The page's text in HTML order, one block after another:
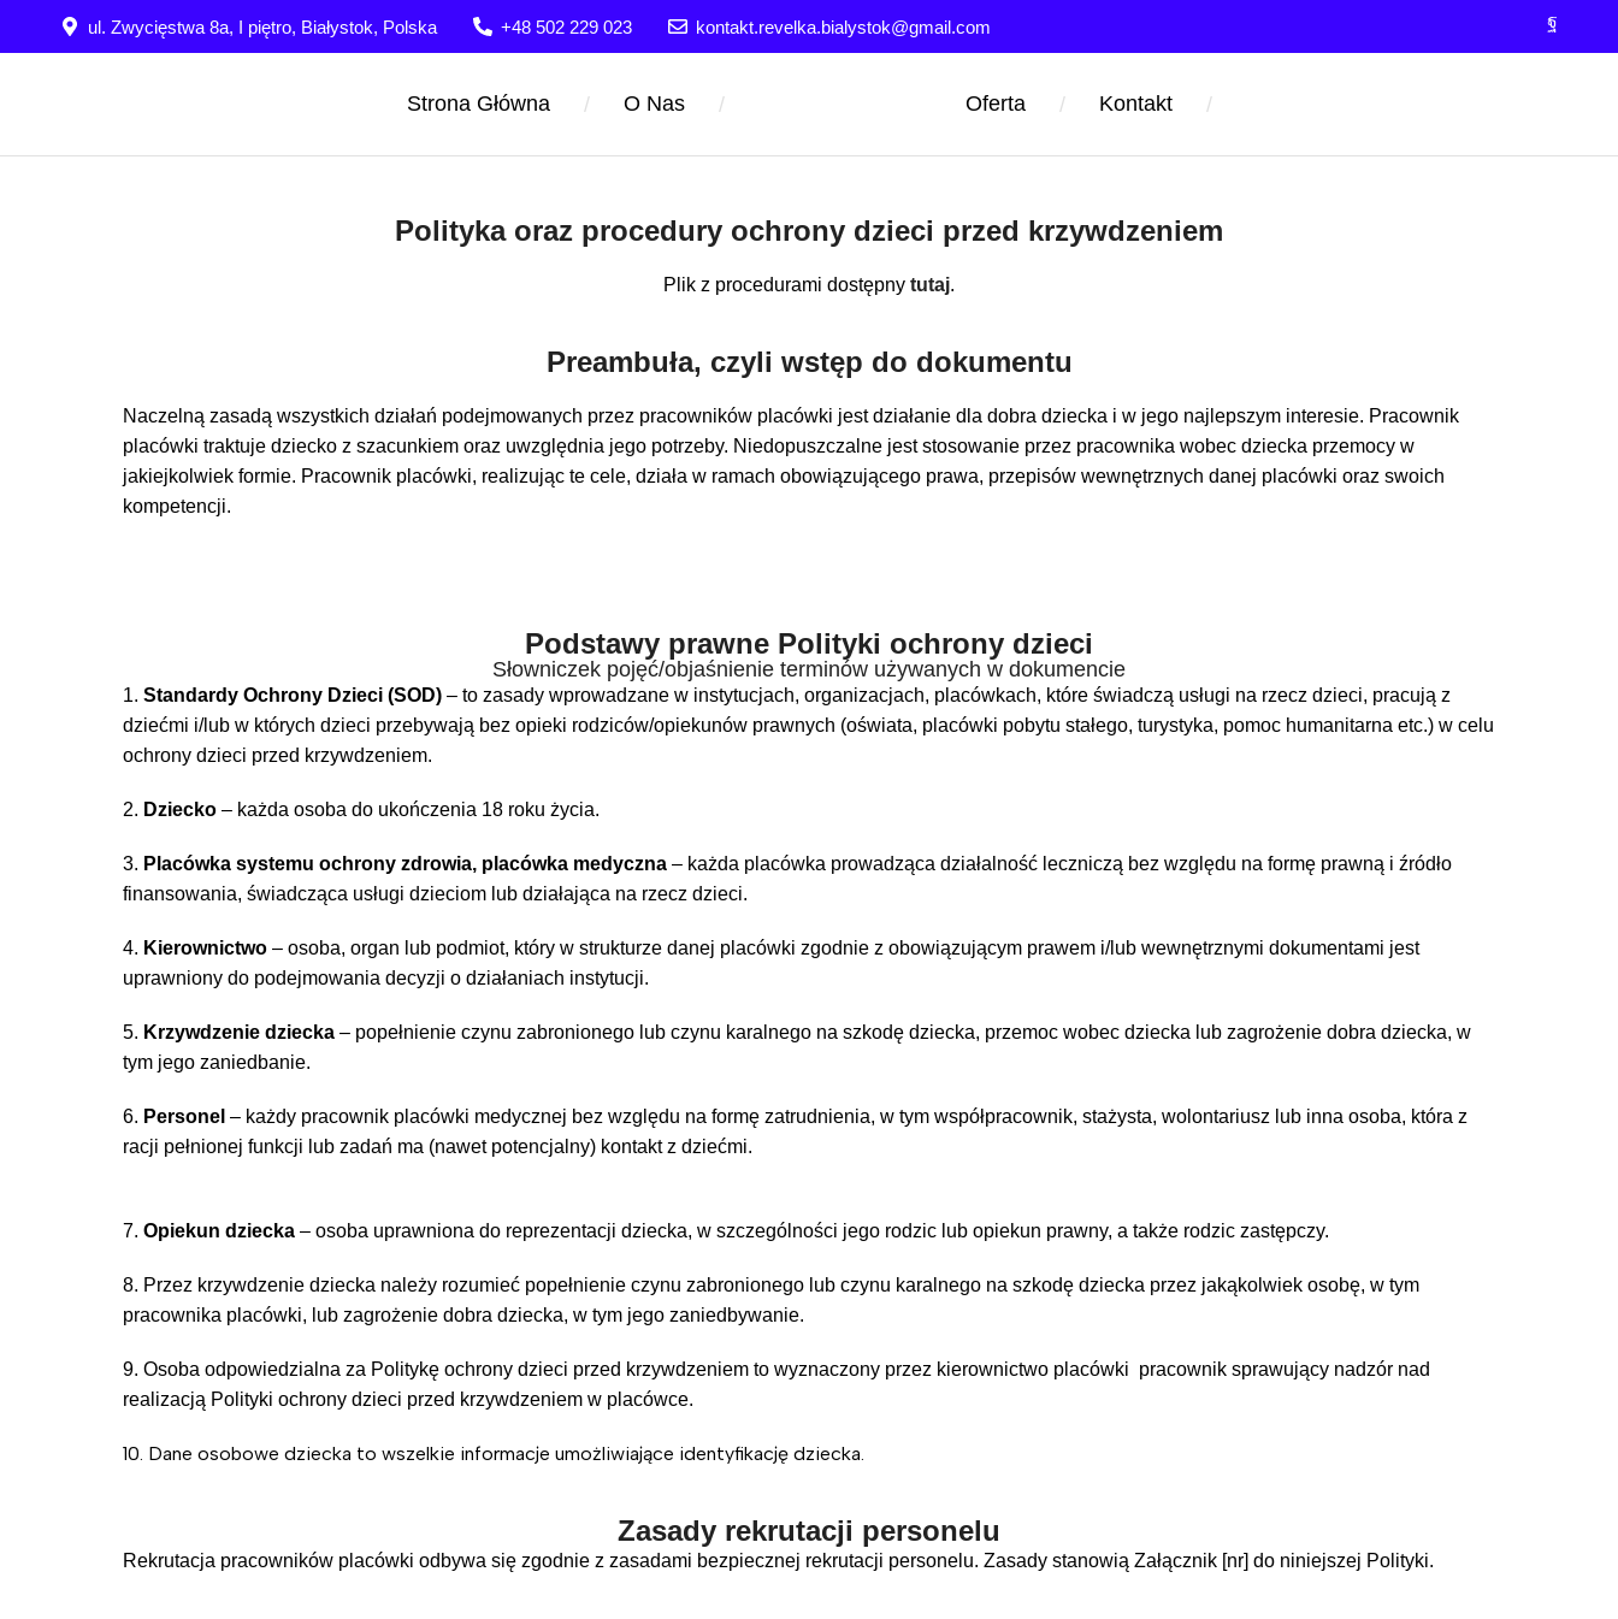
ul. Zwycięstwa 8a, I piętro, Białystok, Polska +48 502 229 023 kontakt.revelka.bialystok@gmail.com
Strona Główna / O Nas / Oferta / Kontakt /
Polityka oraz procedury ochrony dzieci przed krzywdzeniem
Plik z procedurami dostępny tutaj.
Preambuła, czyli wstęp do dokumentu
Naczelną zasadą wszystkich działań podejmowanych przez pracowników placówki jest działanie dla dobra dziecka i w jego najlepszym interesie. Pracownik
placówki traktuje dziecko z szacunkiem oraz uwzględnia jego potrzeby. Niedopuszczalne jest stosowanie przez pracownika wobec dziecka przemocy w
jakiejkolwiek formie. Pracownik placówki, realizując te cele, działa w ramach obowiązującego prawa, przepisów wewnętrznych danej placówki oraz swoich
kompetencji.
Podstawy prawne Polityki ochrony dzieci
Słowniczek pojęć/objaśnienie terminów używanych w dokumencie
1. Standardy Ochrony Dzieci (SOD) – to zasady wprowadzane w instytucjach, organizacjach, placówkach, które świadczą usługi na rzecz dzieci, pracują z
dziećmi i/lub w których dzieci przebywają bez opieki rodziców/opiekunów prawnych (oświata, placówki pobytu stałego, turystyka, pomoc humanitarna etc.) w celu
ochrony dzieci przed krzywdzeniem.
2. Dziecko – każda osoba do ukończenia 18 roku życia.
3. Placówka systemu ochrony zdrowia, placówka medyczna – każda placówka prowadząca działalność leczniczą bez względu na formę prawną i źródło
finansowania, świadcząca usługi dzieciom lub działająca na rzecz dzieci.
4. Kierownictwo – osoba, organ lub podmiot, który w strukturze danej placówki zgodnie z obowiązującym prawem i/lub wewnętrznymi dokumentami jest
uprawniony do podejmowania decyzji o działaniach instytucji.
5. Krzywdzenie dziecka – popełnienie czynu zabronionego lub czynu karalnego na szkodę dziecka, przemoc wobec dziecka lub zagrożenie dobra dziecka, w
tym jego zaniedbanie.
6. Personel – każdy pracownik placówki medycznej bez względu na formę zatrudnienia, w tym współpracownik, stażysta, wolontariusz lub inna osoba, która z
racji pełnionej funkcji lub zadań ma (nawet potencjalny) kontakt z dziećmi.
7. Opiekun dziecka – osoba uprawniona do reprezentacji dziecka, w szczególności jego rodzic lub opiekun prawny, a także rodzic zastępczy.
8. Przez krzywdzenie dziecka należy rozumieć popełnienie czynu zabronionego lub czynu karalnego na szkodę dziecka przez jakąkolwiek osobę, w tym
pracownika placówki, lub zagrożenie dobra dziecka, w tym jego zaniedbywanie.
9. Osoba odpowiedzialna za Politykę ochrony dzieci przed krzywdzeniem to wyznaczony przez kierownictwo placówki pracownik sprawujący nadzór nad
realizacją Polityki ochrony dzieci przed krzywdzeniem w placówce.
10. Dane osobowe dziecka to wszelkie informacje umożliwiające identyfikację dziecka.
Zasady rekrutacji personelu
Rekrutacja pracowników placówki odbywa się zgodnie z zasadami bezpiecznej rekrutacji personelu. Zasady stanowią Załącznik [nr] do niniejszej Polityki.